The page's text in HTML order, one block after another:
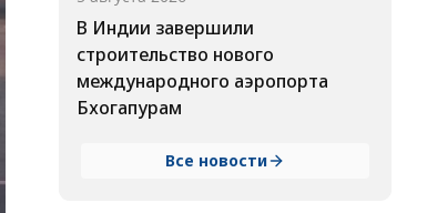
В Индии завершили
строительство нового
международного аэропорта
Бхогапурам
Все новости